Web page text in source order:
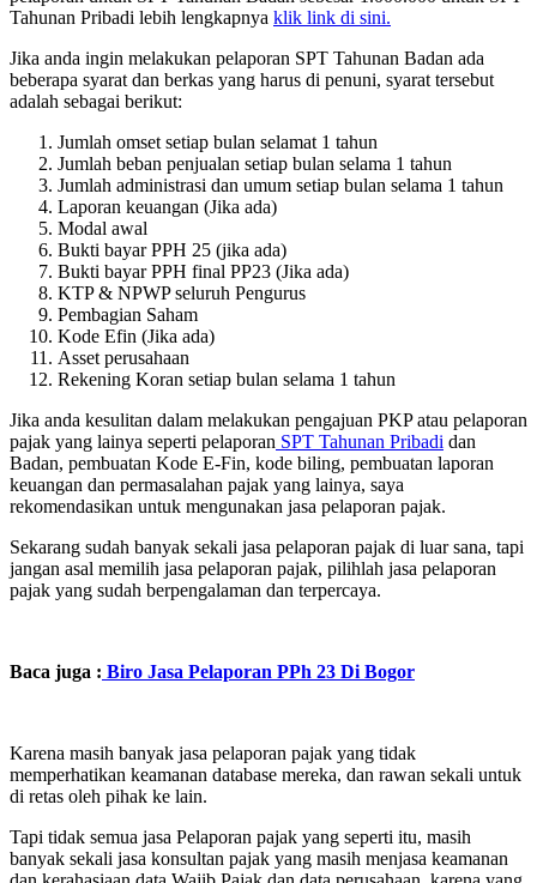
Tahunan Pribadi lebih lengkapnya klik link di sini.
Jika anda ingin melakukan pelaporan SPT Tahunan Badan ada
beberapa syarat dan berkas yang harus di penuni, syarat tersebut
adalah sebagai berikut:
Jumlah omset setiap bulan selamat 1 tahun
Jumlah beban penjualan setiap bulan selama 1 tahun
Jumlah administrasi dan umum setiap bulan selama 1 tahun
Laporan keuangan (Jika ada)
Modal awal
Bukti bayar PPH 25 (jika ada)
Bukti bayar PPH final PP23 (Jika ada)
KTP & NPWP seluruh Pengurus
Pembagian Saham
Kode Efin (Jika ada)
Asset perusahaan
Rekening Koran setiap bulan selama 1 tahun
Jika anda kesulitan dalam melakukan pengajuan PKP atau pelaporan
pajak yang lainya seperti pelaporan SPT Tahunan Pribadi dan
Badan, pembuatan Kode E-Fin, kode biling, pembuatan laporan
keuangan dan permasalahan pajak yang lainya, saya
rekomendasikan untuk mengunakan jasa pelaporan pajak.
Sekarang sudah banyak sekali jasa pelaporan pajak di luar sana, tapi
jangan asal memilih jasa pelaporan pajak, pilihlah jasa pelaporan
pajak yang sudah berpengalaman dan terpercaya.
Baca juga : Biro Jasa Pelaporan PPh 23 Di Bogor
Karena masih banyak jasa pelaporan pajak yang tidak
memperhatikan keamanan database mereka, dan rawan sekali untuk
di retas oleh pihak ke lain.
Tapi tidak semua jasa Pelaporan pajak yang seperti itu, masih
banyak sekali jasa konsultan pajak yang masih menjasa keamanan